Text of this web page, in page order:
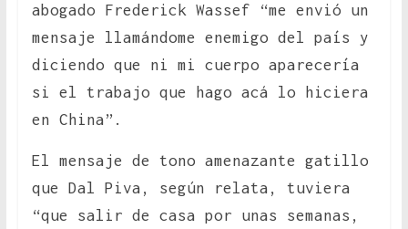
abogado Frederick Wassef “me envió un
mensaje llamándome enemigo del país y
diciendo que ni mi cuerpo aparecería
si el trabajo que hago acá lo hiciera
en China”.
El mensaje de tono amenazante gatillo
que Dal Piva, según relata, tuviera
“que salir de casa por unas semanas,